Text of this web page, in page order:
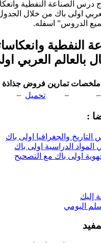
درس الصناعة النفطية
اولى باك من خلال
الدروس” اسفله.
النفطية
بالعالم العربي
ملخصات تمارين فروض جذاذة
–
– تحميل –
:
والجغرافيا اولى باك
الدراسية اولى باك
اولى باك مع التصحيح
إليك
اليومي